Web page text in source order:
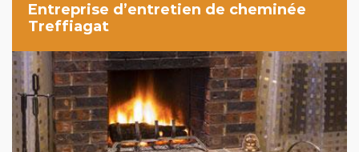
Entreprise d’entretien de cheminée
Treffiagat